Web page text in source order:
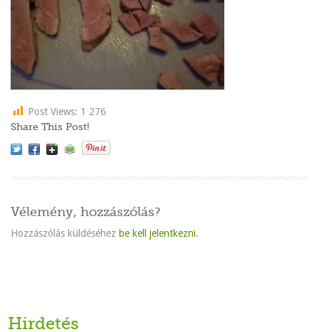
Post Views: 1 276
Share This Post!
Vélemény, hozzászólás?
Hozzászólás küldéséhez be kell jelentkezni.
Hirdetés